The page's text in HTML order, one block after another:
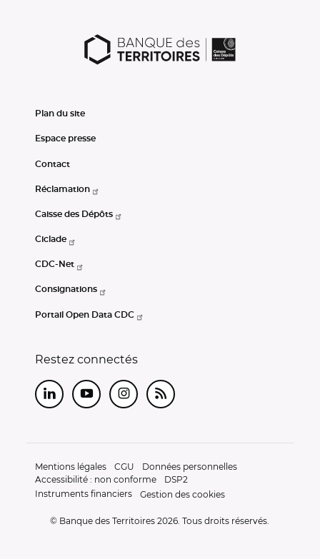
Plan du site
Espace presse
Contact
Réclamation
Caisse des Dépôts
Ciclade
CDC-Net
Consignations
Portail Open Data CDC
Restez connectés
LinkedInYoutubeInstagram
RSS
Mentions légales CGU
Données personnelles
Accessibilité : non conforme
DSP2
Instruments financiers
Gestion des cookies
© Banque des Territoires 2026. Tous droits réservés.